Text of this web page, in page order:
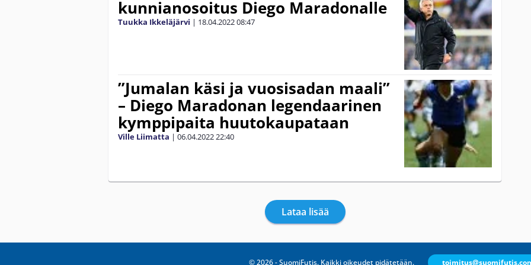
kunnianosoitus Diego Maradonalle
Tuukka Ikkeläjärvi | 18.04.202208:47
”Jumalan käsi ja vuosisadan maali”
– Diego Maradonan legendaarinen
kymppipaita huutokaupataan
Ville Liimatta | 06.04.202222:40
Lataa lisää
© 2026 - SuomiFutis. Kaikki oikeudet pidätetään.